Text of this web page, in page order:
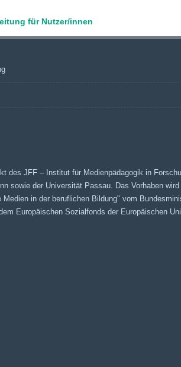
für Nutzer/innen
des JFF – Institut für Medienpädagogik in
sowie der Universität Passau. Das Vorhaben
Medien in der beruflichen Bildung" vom
Europäischen Sozialfonds der Europäischen